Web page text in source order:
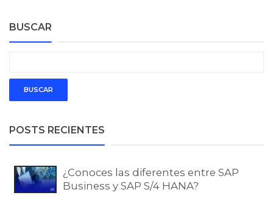
BUSCAR
POSTS RECIENTES
¿Conoces las diferentes entre SAP
Business y SAP S/4 HANA?